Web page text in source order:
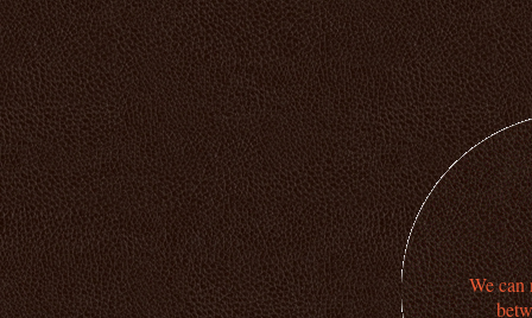
We can